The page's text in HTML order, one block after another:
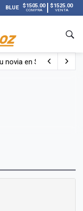
BLUE $1505.00
COMPRA
$1525.00
VENTA
novia en San Luis: